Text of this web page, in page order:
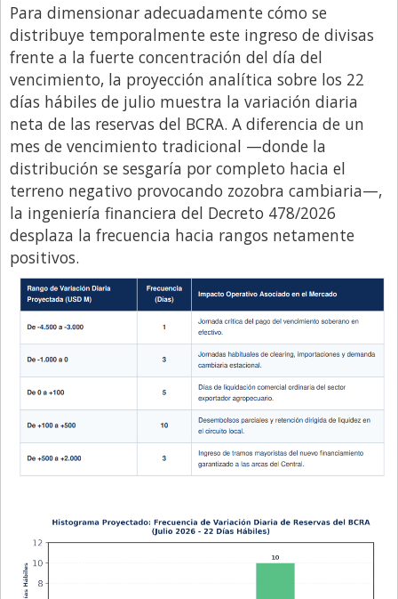
Para dimensionar adecuadamente cómo se
distribuye temporalmente este ingreso de divisas
frente a la fuerte concentración del día del
vencimiento, la proyección analítica sobre los 22
días hábiles de julio muestra la variación diaria
neta de las reservas del BCRA. A diferencia de un
mes de vencimiento tradicional —donde la
distribución se sesgaría por completo hacia el
terreno negativo provocando zozobra cambiaria—,
la ingeniería financiera del Decreto 478/2026
desplaza la frecuencia hacia rangos netamente
positivos.